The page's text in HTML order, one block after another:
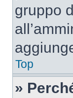
gruppo
Top
»